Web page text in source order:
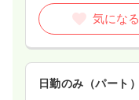
気になる
日勤のみ（パート）